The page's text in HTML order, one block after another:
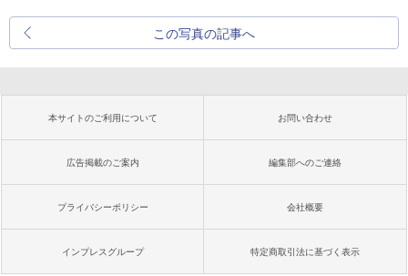
この写真の記事へ
本サイトのご利用について お問い合わせ
広告掲載のご案内 編集部へのご連絡
プライバシーポリシー 会社概要
インプレスグループ 特定商取引法に基づく表示